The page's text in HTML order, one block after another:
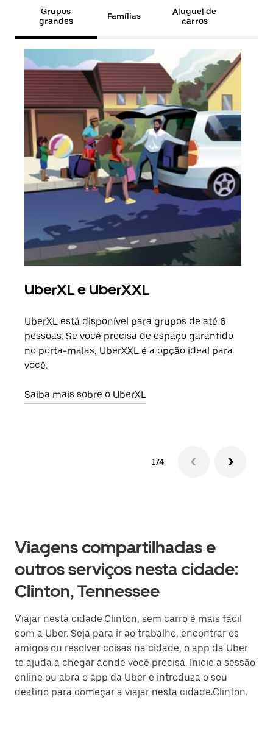
Grupos
grandes
Famílias
Aluguel de
carros
UberXL e UberXXL
UberXL está disponível para grupos de até 6
pessoas. Se você precisa de espaço garantido
no porta-malas, UberXXL é a opção ideal para
você.
Saiba mais sobre o UberXL
1/4
Viagens compartilhadas e
outros serviços nesta cidade:
Clinton, Tennessee
Viajar nesta cidade:Clinton, sem carro é mais fácil
com a Uber. Seja para ir ao trabalho, encontrar os
amigos ou resolver coisas na cidade, o app da Uber
te ajuda a chegar aonde você precisa. Inicie a sessão
online ou abra o app da Uber e introduza o seu
destino para começar a viajar nesta cidade:Clinton.